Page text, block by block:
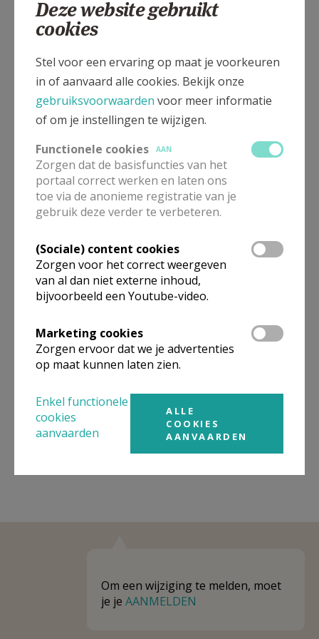
Kathedraal, Vismarkt z/n, 3500 HASSELT
Voor deze kerk zijn er momenteel geen vieringen beschikbaar.
Wens je meer informatie, neem dan contact op met deze
organisatie via hun contacten.
Niet gevonden wat je zocht? Hier vind je
links naar kerken, eventueel van andere
Kerken in of nabij
HASSELT
Om een wijziging te melden, moet
je je AANMELDEN
Deze website gebruikt
cookies
Stel voor een ervaring op maat je voorkeuren
in of aanvaard alle cookies. Bekijk onze
gebruiksvoorwaarden voor meer informatie
of om je instellingen te wijzigen.
Functionele cookies
AAN
Zorgen dat de basisfuncties van het
portaal correct werken en laten ons
toe via de anonieme registratie van je
gebruik deze verder te verbeteren.
(Sociale) content cookies
Zorgen voor het correct weergeven
van al dan niet externe inhoud,
bijvoorbeeld een Youtube-video.
Marketing cookies
Zorgen ervoor dat we je advertenties
op maat kunnen laten zien.
Enkel functionele
cookies
aanvaarden
ALLE
COOKIES
AANVAARDEN